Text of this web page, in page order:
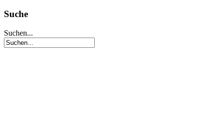
Suche
Suchen...